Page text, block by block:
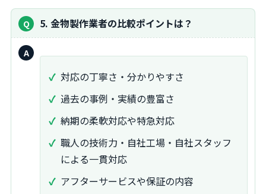
5. 金物製作業者の比較ポイントは？
回
答： 対応の丁寧さ・分かりやすさ
過去の事例・実績の豊富さ
納期の柔軟対応や特急対応
職人の技術力・自社工場・自社スタッフ
による一貫対応
アフターサービスや保証の内容